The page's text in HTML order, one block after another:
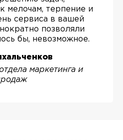
мелочам, терпение и
сервиса в вашей
позволяли
бы, невозможное.
маркетинга и